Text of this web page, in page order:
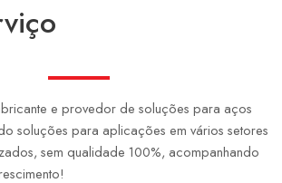
e provedor de soluções para aços
soluções para aplicações em vários setores
sem qualidade 100%, acompanhando